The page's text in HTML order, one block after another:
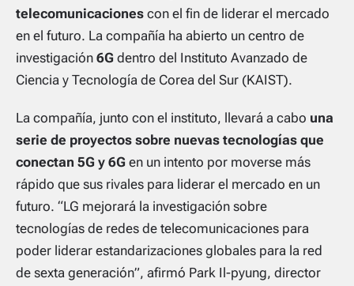
telecomunicaciones con el fin de liderar el mercado
en el futuro. La compañía ha abierto un centro de
investigación 6G dentro del Instituto Avanzado de
Ciencia y Tecnología de Corea del Sur (KAIST).
La compañía, junto con el instituto, llevará a cabo una
serie de proyectos sobre nuevas tecnologías que
conectan 5G y 6G en un intento por moverse más
rápido que sus rivales para liderar el mercado en un
futuro. “LG mejorará la investigación sobre
tecnologías de redes de telecomunicaciones para
poder liderar estandarizaciones globales para la red
de sexta generación”, afirmó Park Il-pyung, director